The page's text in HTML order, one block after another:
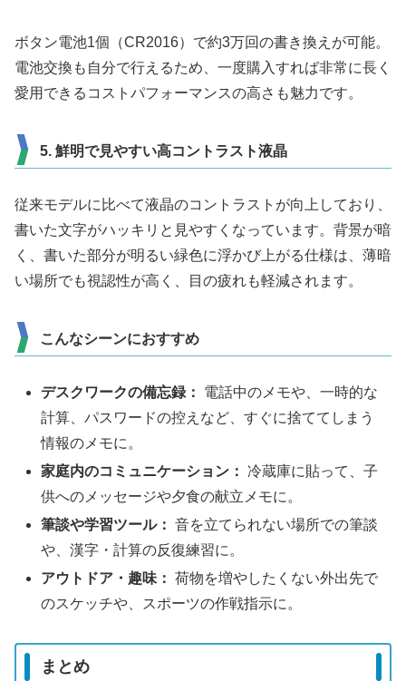
ボタン電池1個（CR2016）で約3万回の書き換えが可能。
電池交換も自分で行えるため、一度購入すれば非常に長く
愛用できるコストパフォーマンスの高さも魅力です。
5. 鮮明で見やすい高コントラスト液晶
従来モデルに比べて液晶のコントラストが向上しており、
書いた文字がハッキリと見やすくなっています。背景が暗
く、書いた部分が明るい緑色に浮かび上がる仕様は、薄暗
い場所でも視認性が高く、目の疲れも軽減されます。
こんなシーンにおすすめ
デスクワークの備忘録：
電話中のメモや、一時的な
計算、パスワードの控えなど、すぐに捨ててしまう
情報のメモに。
家庭内のコミュニケーション： 冷蔵庫に貼って、子
供へのメッセージや夕食の献立メモに。
筆談や学習ツール： 音を立てられない場所での筆談
や、漢字・計算の反復練習に。
アウトドア・趣味： 荷物を増やしたくない外出先で
のスケッチや、スポーツの作戦指示に。
まとめ